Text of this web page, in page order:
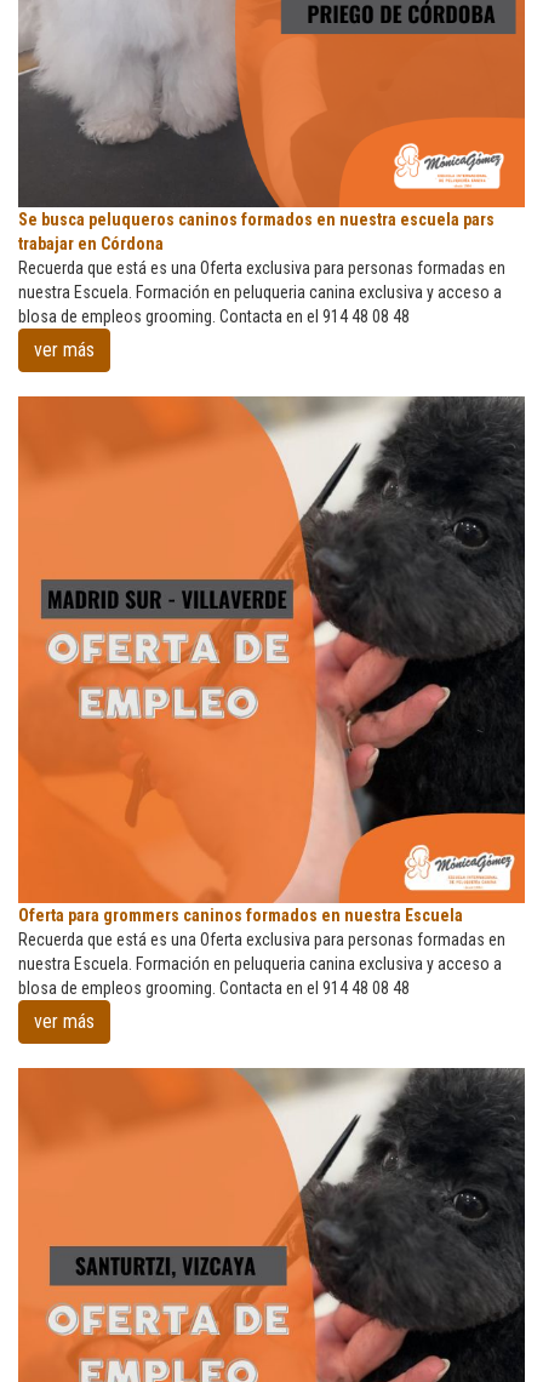
Se
busca
peluqueros
caninos
formados
Se busca peluqueros caninos formados en nuestra escuela pars
trabajar en Córdona
Recuerda que está es una Oferta exclusiva para personas formadas en
nuestra Escuela. Formación en peluqueria canina exclusiva y acceso a
blosa de empleos grooming. Contacta en el 914 48 08 48
ver más
Oferta
para
grommers
caninos
formados
Oferta para grommers caninos formados en nuestra Escuela
Recuerda que está es una Oferta exclusiva para personas formadas en
nuestra Escuela. Formación en peluqueria canina exclusiva y acceso a
blosa de empleos grooming. Contacta en el 914 48 08 48
ver más